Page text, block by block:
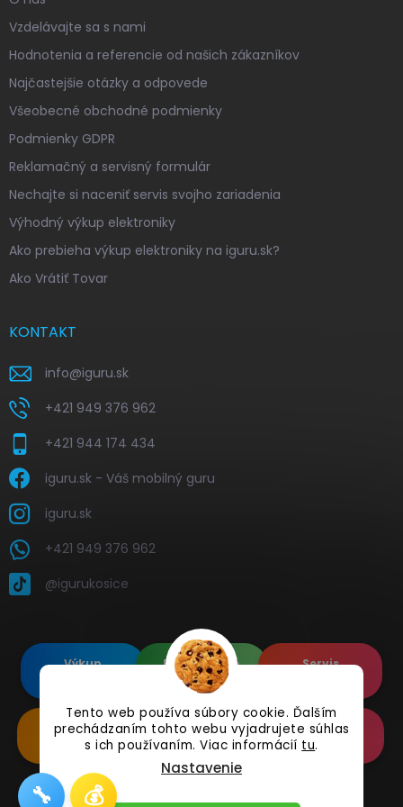
Tento web používa súbory cookie. Ďalším
prechádzaním tohto webu vyjadrujete súhlas
s ich používaním. Viac informácií tu.
Nastavenie
Vzdelávajte sa s nami
Hodnotenia a referencie od našich zákazníkov
Najčastejšie otázky a odpovede
Všeobecné obchodné podmienky
Podmienky GDPR
Reklamačný a servisný formulár
Nechajte si naceniť servis svojho zariadenia
Výhodný výkup elektroniky
Ako prebieha výkup elektroniky na iguru.sk?
Ako Vrátiť Tovar
KONTAKT
info@iguru.sk
+421 949 376 962
+421 944 174 434
iguru.sk - Váš mobilný guru
iguru.sk
+421 949 376 962
@igurukosice
Výkup
Renovované
Apple's
Servis
Renovované
Samsung's
Doplnkové
Príslušenstvo
Online
Reklamácia
🔧 💰